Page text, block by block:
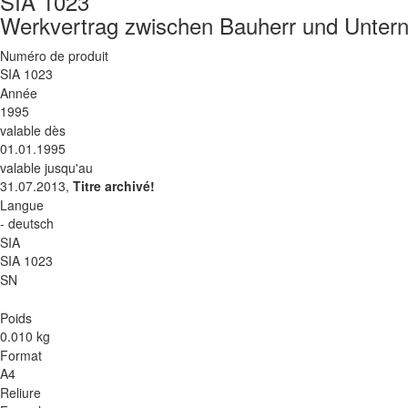
Werkvertrag zwischen Bauherr und
Numéro de produit
SIA 1023
Année
1995
valable dès
01.01.1995
valable jusqu'au
31.07.2013, Titre archivé!
Langue
- deutsch
SIA
SIA 1023
SN
Poids
0.010 kg
Format
A4
Reliure